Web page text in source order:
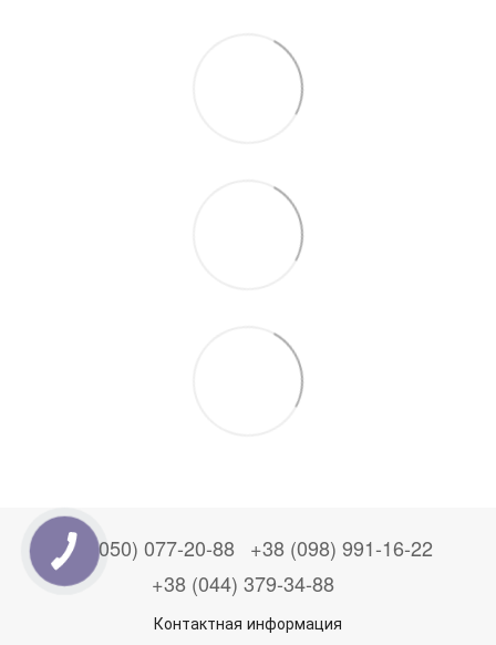
+38 (050) 077-20-88 +38 (098) 991-16-22
+38 (044) 379-34-88
Контактная информация